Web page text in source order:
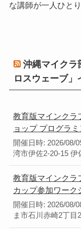
な講師が一人ひと
沖縄マイクラ
ロスウェーブ」
教育版マインクラ
ョップ プログラ
開催日時: 2026/08/
湾市伊佐2-20-15
教育版マインクラ
カップ参加ワーク
開催日時: 2026/08/
ま市石川赤崎2丁